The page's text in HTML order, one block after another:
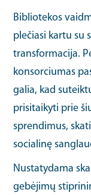
Bibliotekos
plečiasi kartu su
transformacija.
konsorciumas
galia, kad
prisitaikyti prie
sprendimus,
socialinę
Nustatydama
gebėjimų